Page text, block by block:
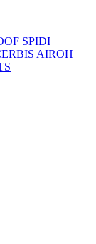
SPIDI
AIROH